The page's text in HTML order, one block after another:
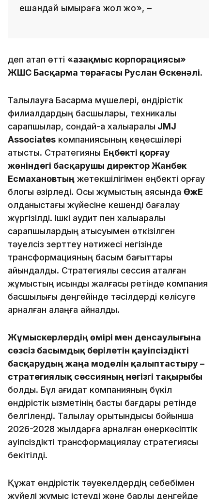
ешқандай ымыраға жол жоқ», –
деп атап өтті «Қазақмыс корпорациясы»
ЖШС Басқарма төрағасы Руслан Өскенәлі.
Талқылауға Басқарма мүшелері, өндірістік
филиалдардың басшылары, техникалық
сарапшылар, сондай-ақ халықаралық JMJ
Associates компаниясының кеңесшілері
қатысты. Стратегияны Еңбекті қорғау
жөніндегі басқарушы директор Жанбек
Есмахановтың жетекшілігімен еңбекті қорғау
блогы әзірледі. Осы жұмыстың аясында ӨҚжЕҚ
қолданыстағы жүйесіне кешенді бағалау
жүргізілді. Ішкі аудит пен халықаралық
сарапшылардың қатысуымен өткізілген
тәуелсіз зерттеу нәтижесі негізінде
трансформацияның басым бағыттары
айқындалды. Стратегиялық сессия аталған
жұмыстың қисынды жалғасы ретінде компания
басшылығы деңгейінде тәсілдерді келісуге
арналған алаңға айналды.
Жұмыскерлердің өмірі мен денсаулығына
сөзсіз басымдық берілетін қауіпсіздікті
басқарудың жаңа моделін қалыптастыру –
стратегиялық сессияның негізгі тақырыбы
болды. Бұл қағидат компанияның бүкіл
өндірістік қызметінің басты бағдары ретінде
белгіленді. Талқылау қорытындысы бойынша
2026-2028 жылдарға арналған өнеркәсіптік
қауіпсіздікті трансформациялау стратегиясы
бекітілді.
Құжат өндірістік тәуекелдердің себебімен
жүйелі жұмыс істеуді және барлық деңгейде